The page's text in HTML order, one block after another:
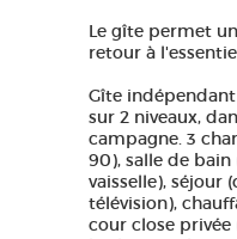
Le gîte permet
retour à
Gîte
sur 2 niveaux,
campagne. 3
90), salle de bain
vaisselle), séjour
télévision),
cour close privée